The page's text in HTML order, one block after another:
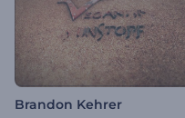
Brandon Kehrer